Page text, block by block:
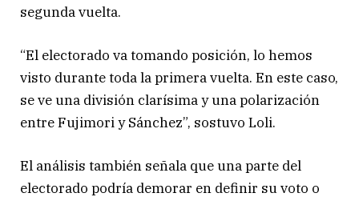
segunda vuelta.
“El electorado va tomando posición, lo hemos
visto durante toda la primera vuelta. En este caso,
se ve una división clarísima y una polarización
entre Fujimori y Sánchez”, sostuvo Loli.
El análisis también señala que una parte del
electorado podría demorar en definir su voto o